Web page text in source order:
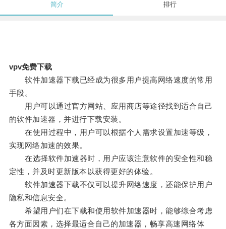
简介 排行
vpv免费下载
软件加速器下载已经成为很多用户提高网络速度的常用
手段。
用户可以通过官方网站、应用商店等途径找到适合自己
的软件加速器，并进行下载安装。
在使用过程中，用户可以根据个人需求设置加速等级，
实现网络加速的效果。
在选择软件加速器时，用户应该注意软件的安全性和稳
定性，并及时更新版本以获得更好的体验。
软件加速器下载不仅可以提升网络速度，还能保护用户
隐私和信息安全。
希望用户们在下载和使用软件加速器时，能够综合考虑
各方面因素，选择最适合自己的加速器，畅享高速网络体